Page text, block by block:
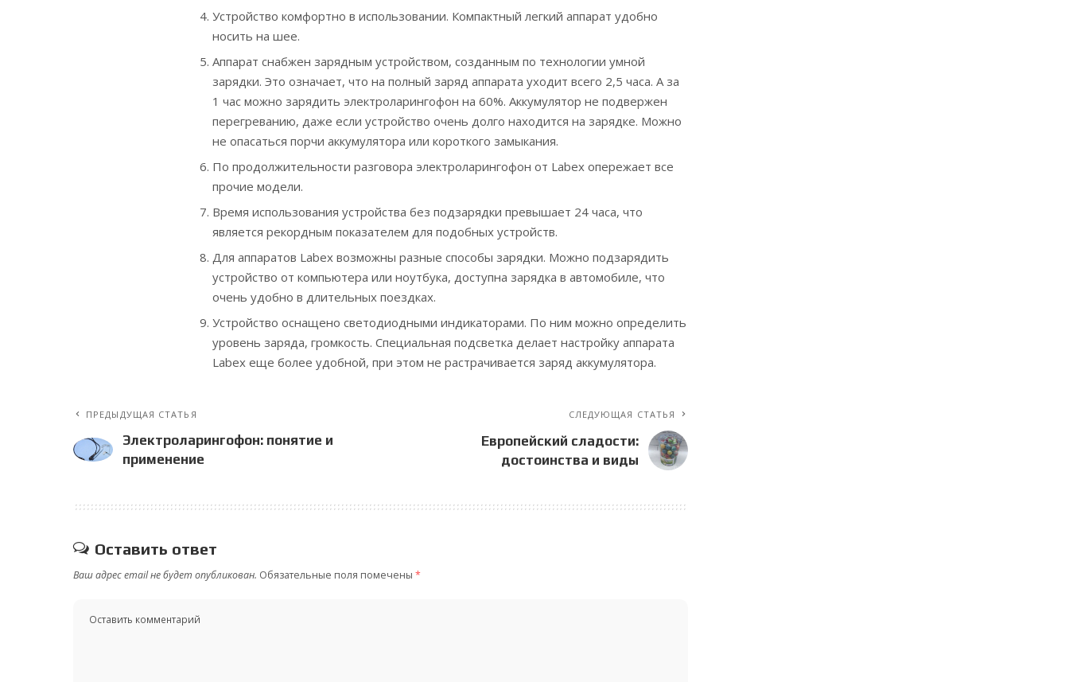
Устройство комфортно в использовании. Компактный легкий аппарат удобно
носить на шее.
Аппарат снабжен зарядным устройством, созданным по технологии умной
зарядки. Это означает, что на полный заряд аппарата уходит всего 2,5 часа. А за
1 час можно зарядить электроларингофон на 60%. Аккумулятор не подвержен
перегреванию, даже если устройство очень долго находится на зарядке. Можно
не опасаться порчи аккумулятора или короткого замыкания.
По продолжительности разговора электроларингофон от Labex опережает все
прочие модели.
Время использования устройства без подзарядки превышает 24 часа, что
является рекордным показателем для подобных устройств.
Для аппаратов Labex возможны разные способы зарядки. Можно подзарядить
устройство от компьютера или ноутбука, доступна зарядка в автомобиле, что
очень удобно в длительных поездках.
Устройство оснащено светодиодными индикаторами. По ним можно определить
уровень заряда, громкость. Специальная подсветка делает настройку аппарата
Labex еще более удобной, при этом не растрачивается заряд аккумулятора.
ПРЕДЫДУЩАЯ СТАТЬЯ
Электроларингофон: понятие и
применение
СЛЕДУЮЩАЯ СТАТЬЯ
Европейский сладости:
достоинства и виды
Оставить ответ
Ваш адрес email не будет опубликован. Обязательные поля помечены *